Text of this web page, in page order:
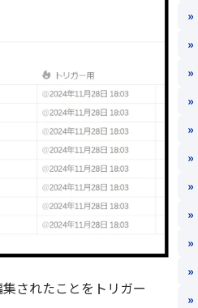
されたことをトリガー
»
»
»
»
»
»
»
»
»
»
»